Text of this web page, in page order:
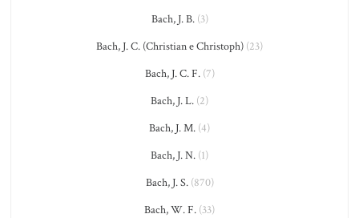
Bach, J. B.(3)
Bach, J. C. (Christian e Christoph) (23)
Bach, J. C. F.(7)
Bach, J. L. (2)
Bach, J. M. (4)
Bach, J. N. (1)
Bach, J. S.(870)
Bach, W. F. (33)